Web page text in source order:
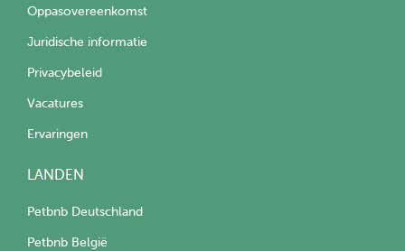
Oppasovereenkomst
Juridische informatie
Privacybeleid
Vacatures
Ervaringen
LANDEN
Petbnb Deutschland
Petbnb België